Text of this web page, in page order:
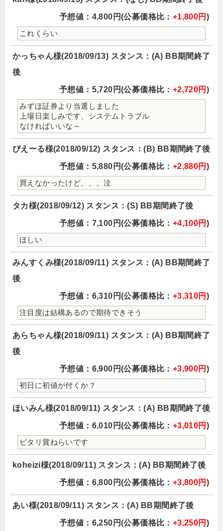
予想値：4,800円(公募価格比： +1,800円 )
これくらい
かっちゃん様(2018/09/13) スタンス：(A) BB期間終了
後
予想値：5,720円(公募価格比： +2,720円 )
みずほ証券より当選しました
上場日楽しみです、システムトラブル
なければいいな～
ぴえーる様(2018/09/12) スタンス：(B) BB期間終了後
予想値：5,880円(公募価格比： +2,880円 )
買えなかったけど、、、泣
タカ様(2018/09/12) スタンス：(S) BB期間終了後
予想値：7,100円(公募価格比： +4,100円 )
ほしい
みんすくみ様(2018/09/11) スタンス：(A) BB期間終了
後
予想値：6,310円(公募価格比： +3,310円 )
注目度は結構あるので期待できそう
あらちゃん様(2018/09/11) スタンス：(A) BB期間終了
後
予想値：6,900円(公募価格比： +3,900円 )
初日に初値が付くか？
ほいみん様(2018/09/11) スタンス：(A) BB期間終了後
予想値：6,010円(公募価格比： +3,010円 )
ピタリ賞ねらいです
koheizi様(2018/09/11) スタンス：(A) BB期間終了後
予想値：6,800円(公募価格比： +3,800円 )
あい様(2018/09/11) スタンス：(A) BB期間終了後
予想値：6,250円(公募価格比： +3,250円 )